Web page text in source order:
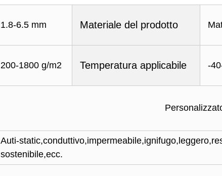
1.8-6.5 mm Materiale del prodotto
200-1800 g/m2 Temperatura applicabile -
Auti-
sostenibile,ecc.